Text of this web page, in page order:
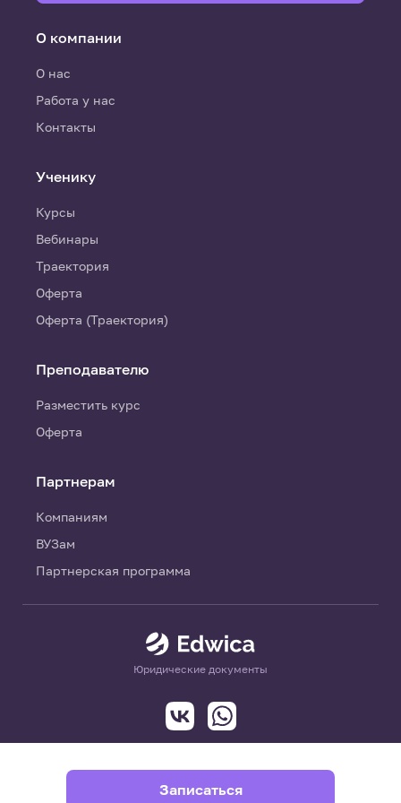
Записаться
Юридические документы
О компании
О нас
Работа у нас
Контакты
Ученику
Курсы
Вебинары
Траектория
Оферта
Оферта (Траектория)
Преподавателю
Разместить курс
Оферта
Партнерам
Компаниям
ВУЗам
Партнерская программа